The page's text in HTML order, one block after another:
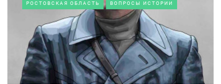
РОСТОВСКАЯ ОБЛАСТЬ ВОПРОСЫ ИСТОРИИ